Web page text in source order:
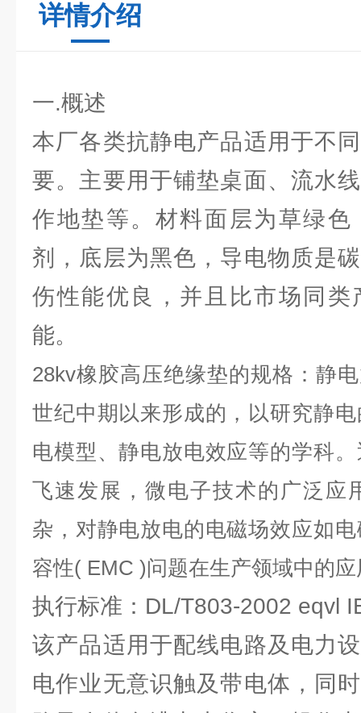
详情介绍
一.概述
本厂各类抗静电产品适用于不
要。主要用于铺垫桌面、流水
作地垫等。材料面层为草绿色
剂，底层为黑色，导电物质是
伤性能优良，并且比市场同类
能。
28kv橡胶高压绝缘垫的规格：静
世纪中期以来形成的，以研究静
电模型、静电放电效应等的学科
飞速发展，微电子技术的广泛应
杂，对静电放电的电磁场效应如
容性( EMC )问题在生产领域中的
执行标准：DL/T803-2002 eqvl
该产品适用于配线电路及电力
电作业无意识触及带电体，同